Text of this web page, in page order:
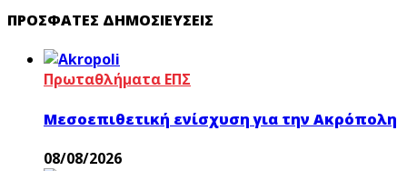
ΠΡΌΣΦΑΤΕΣ ΔΗΜΟΣΙΕΎΣΕΙΣ
Πρωταθλήματα ΕΠΣ
Μεσοεπιθετική ενίσχυση για την Ακρόπολη
08/08/2026